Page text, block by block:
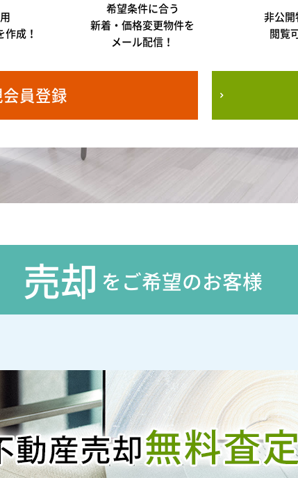
成！
希望条件に合う
新着・価格変更物件を
メール配信！
非公
閲覧
員登録
売却 をご希望のお客様